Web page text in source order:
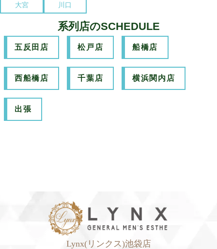
大宮 川口
系列店のSCHEDULE
五反田店 松戸店 船橋店
西船橋店 千葉店 横浜関内店
出張
Lynx(リンクス)池袋店